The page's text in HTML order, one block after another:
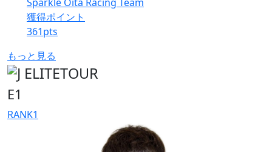
獲得ポイント
361pts
もっと見る
E1
RANK1